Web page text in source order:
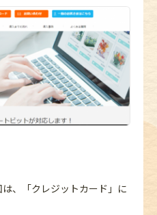
、「クレジットカード」に